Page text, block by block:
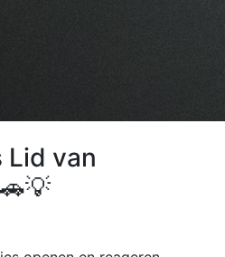
Lid van